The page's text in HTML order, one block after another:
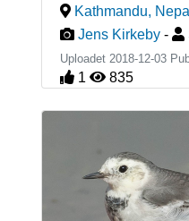
Kathmandu, Nepal
Jens Kirkeby -
Uploadet 2018-12-03
1 835